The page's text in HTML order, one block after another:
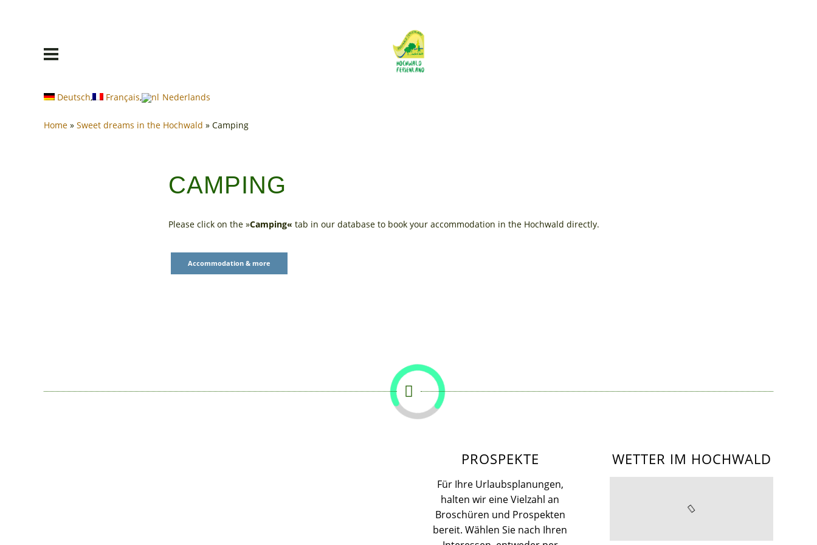
Deutsch Français Nederlands
Home » Sweet dreams in the Hochwald » Camping
CAMPING
Please click on the »Camping« tab in our database to book your accommodation in the Hochwald directly.
Accommodation & more
PROSPEKTE
Für Ihre Urlaubsplanungen,
halten wir eine Vielzahl an
Broschüren und Prospekten
bereit. Wählen Sie nach Ihren
WETTER IM HOCHWALD